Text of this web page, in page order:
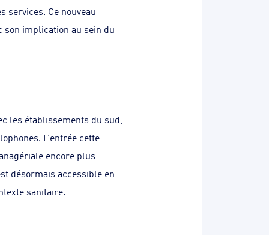
services. Ce nouveau
son implication au sein du
les établissements du sud,
L’entrée cette
encore plus
désormais accessible en
sanitaire.